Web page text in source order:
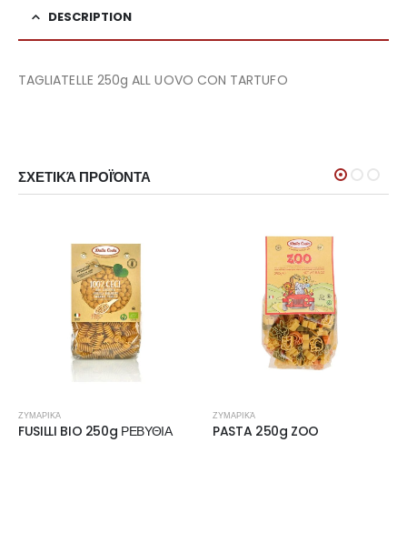
DESCRIPTION
TAGLIATELLE 250g ALL UOVO CON TARTUFO
ΣΧΕΤΙΚΆ ΠΡΟΪΌΝΤΑ
ΖΥΜΑΡΙΚΆ
FUSILLI BIO 250g ΡΕΒΥΘΙΑ
ΖΥΜΑΡΙΚΆ
PASTA 250g ZOO